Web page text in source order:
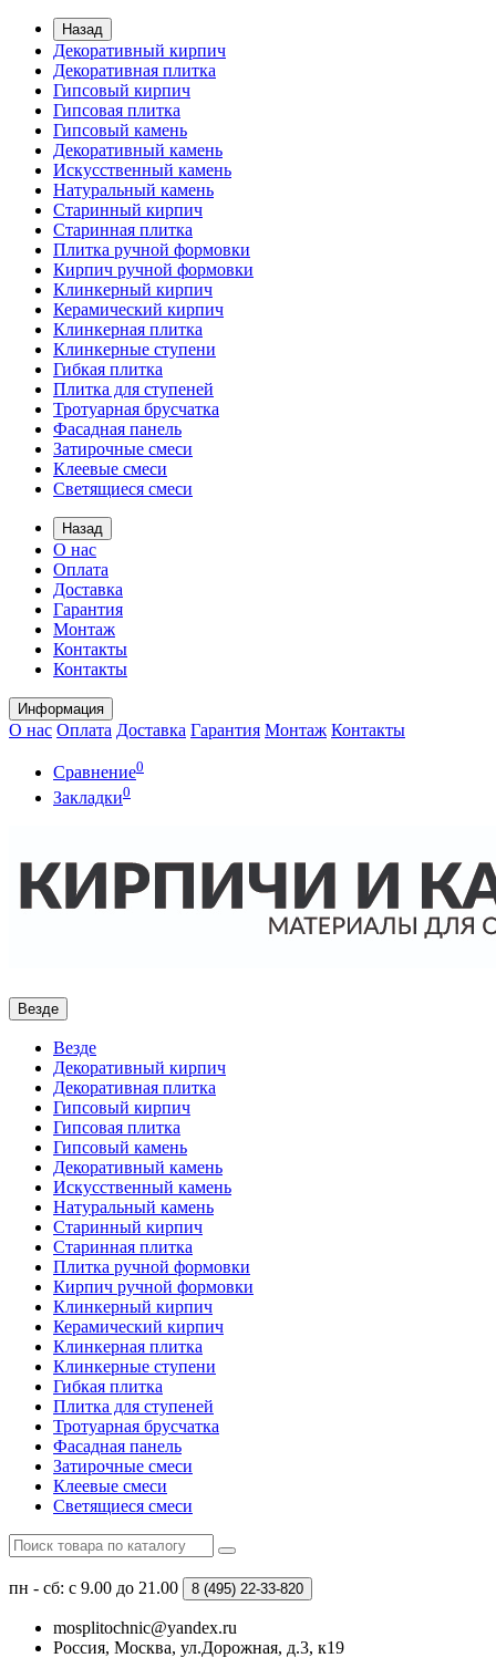
Назад
Декоративный кирпич
Декоративная плитка
Гипсовый кирпич
Гипсовая плитка
Гипсовый камень
Декоративный камень
Искусственный камень
Натуральный камень
Старинный кирпич
Старинная плитка
Плитка ручной формовки
Кирпич ручной формовки
Клинкерный кирпич
Керамический кирпич
Клинкерная плитка
Клинкерные ступени
Гибкая плитка
Плитка для ступеней
Тротуарная брусчатка
Фасадная панель
Затирочные смеси
Клеевые смеси
Светящиеся смеси
Назад
О нас
Оплата
Доставка
Гарантия
Монтаж
Контакты
Контакты
Информация
О нас Оплата Доставка Гарантия Монтаж Контакты
Сравнение0
Закладки0
Везде
Везде
Декоративный кирпич
Декоративная плитка
Гипсовый кирпич
Гипсовая плитка
Гипсовый камень
Декоративный камень
Искусственный камень
Натуральный камень
Старинный кирпич
Старинная плитка
Плитка ручной формовки
Кирпич ручной формовки
Клинкерный кирпич
Керамический кирпич
Клинкерная плитка
Клинкерные ступени
Гибкая плитка
Плитка для ступеней
Тротуарная брусчатка
Фасадная панель
Затирочные смеси
Клеевые смеси
Светящиеся смеси
пн - сб: с 9.00 до 21.00 8 (495) 22-33-820
mosplitochnic@yandex.ru
Россия, Москва, ул.Дорожная, д.3, к19